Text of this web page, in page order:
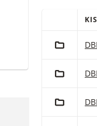
HIZLI